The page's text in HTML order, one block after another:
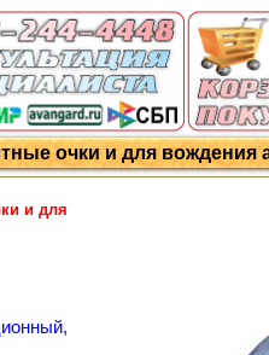
очки и для вождения
и для